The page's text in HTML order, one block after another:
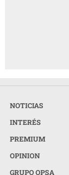
NOTICIAS
INTERÉS
PREMIUM
OPINION
GRUPO OPSA